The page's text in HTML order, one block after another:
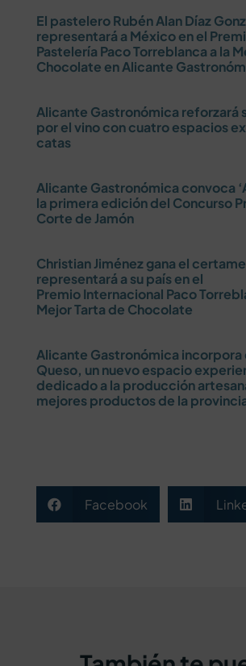
El pastelero Rubén Alan Díaz
representará a México en el
Pastelería Paco Torreblanca a la
Chocolate en Alicante
Alicante Gastronómica reforzará
por el vino con cuatro espacios
catas
Alicante Gastronómica convoca
la primera edición del Concurso
Corte de Jamón
Christian Jiménez gana el
representará a su país en el
Premio Internacional Paco
Mejor Tarta de Chocolate
Alicante Gastronómica incorpora
Queso, un nuevo espacio
dedicado a la producción
mejores productos de la
 Facebook 